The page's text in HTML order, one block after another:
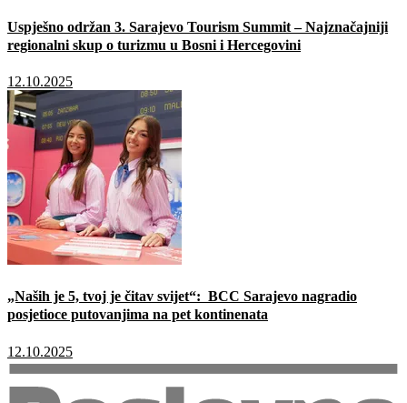
Uspješno održan 3. Sarajevo Tourism Summit – Najznačajniji
regionalni skup o turizmu u Bosni i Hercegovini
12.10.2025
„Naših je 5, tvoj je čitav svijet“: BCC Sarajevo nagradio
posjetioce putovanjima na pet kontinenata
12.10.2025